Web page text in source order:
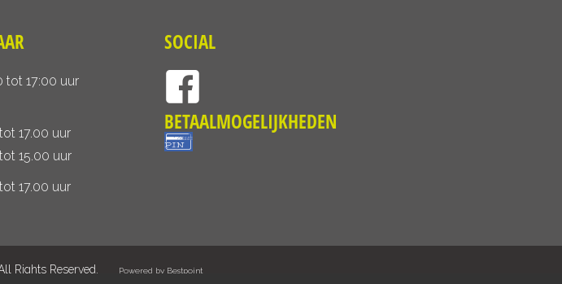
tot 17:00 uur
17.00 uur
15.00 uur
17.00 uur
SOCIAL
BETAALMOGELIJKHEDEN
Rights Reserved. Powered by Bestpoint